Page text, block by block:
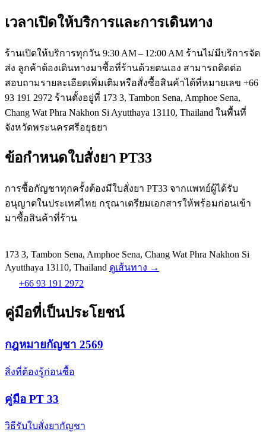
เวลาเปิดให้บริการและการเดินทาง
ร้านเปิดให้บริการทุกวัน 9:30 AM – 12:00 AM ร้านไม่มีบริการจัด
ส่ง ลูกค้าต้องเดินทางมาซื้อที่ร้านด้วยตนเอง สามารถติดต่อ
สอบถามรายละเอียดเพิ่มเติมหรือสั่งซื้อสินค้าได้ที่หมายเลข +66
93 191 2972 ร้านตั้งอยู่ที่ 173 3, Tambon Sena, Amphoe Sena,
Chang Wat Phra Nakhon Si Ayutthaya 13110, Thailand ในพื้นที่
จังหวัดพระนครศรีอยุธยา
ข้อกำหนดใบสั่งยา PT33
การซื้อกัญชาทุกครั้งต้องมีใบสั่งยา PT33 จากแพทย์ผู้ได้รับ
อนุญาตในประเทศไทย กรุณาเตรียมเอกสารให้พร้อมก่อนเข้า
มาซื้อสินค้าที่ร้าน
173 3, Tambon Sena, Amphoe Sena, Chang Wat Phra Nakhon Si
Ayutthaya 13110, Thailand ดูเส้นทาง →
+66 93 191 2972
คู่มือที่เป็นประโยชน์
กฎหมายกัญชา 2569
สิ่งที่ต้องรู้ก่อนซื้อ
คู่มือ PT 33
วิธีรับใบสั่งยากัญชา